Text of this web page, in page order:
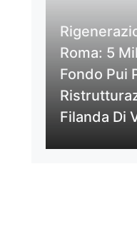
Roma: 5
Fondo Pui
Filanda Di